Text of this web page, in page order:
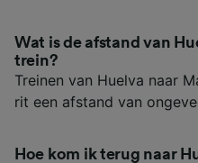
Wat is de afstand van
trein?
Treinen van Huelva naar
rit een afstand van
Hoe kom ik terug naar